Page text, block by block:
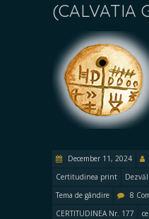
(CALVATIA
December 11, 2024
Certitudinea print
Tema de gândire
8
CERTITUDINEA Nr. 177